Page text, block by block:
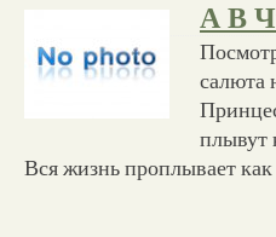
А В
салюта
плывут
Вся жизнь проплывает как